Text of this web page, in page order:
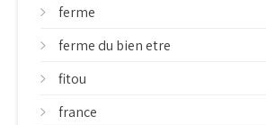
ferme
ferme du bien etre
fitou
france